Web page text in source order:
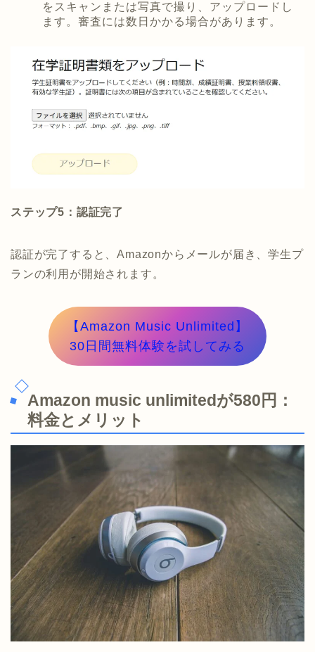
をスキャンまたは写真で撮り、アップロードし
ます。審査には数日かかる場合があります。
ステップ5：認証完了
認証が完了すると、Amazonからメールが届き、学生プ
ランの利用が開始されます。
【Amazon Music Unlimited】
30日間無料体験を試してみる
Amazon music unlimitedが580円：
料金とメリット